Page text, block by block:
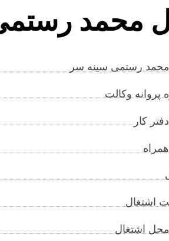
محمد
محمد رستمی سینه سر
پروانه وکالت
کار
اشتغال
اشتغال